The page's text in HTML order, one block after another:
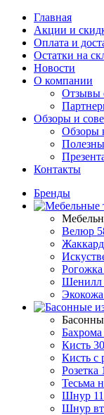
Главная
Акции и
Оплата и
Остатки на
Новости
О компании
Отзывы
Обзоры и
Обзоры
Контакты
Бренды
Велюр
Жаккард
Рогожка
Шенилл
Экокожа
Бахрома
Кисть 30
Кисть с
Розетка
Тесьма
Шнур 11
Шнур